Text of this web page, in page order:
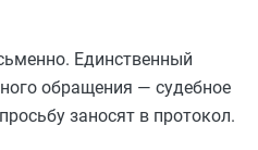
Единственный
обращения — судебное
заносят в протокол.